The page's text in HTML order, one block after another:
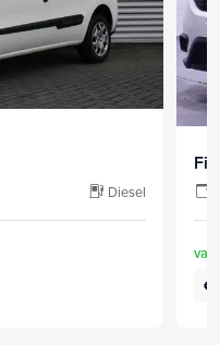
Diesel
va.
€